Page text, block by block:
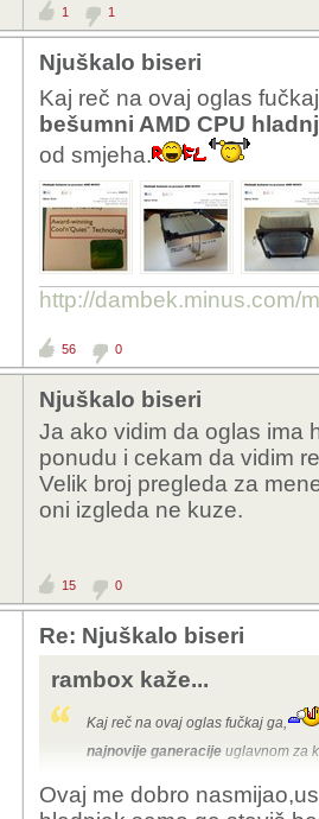
1 1
Njuškalo biseri
Kaj reč na ovaj oglas
bešumni AMD CPU
od smjeha.
http://dambek.minus.com/
56 0
Njuškalo biseri
Ja ako vidim da oglas ima
ponudu i cekam da vidim
Velik broj pregleda za
oni izgleda ne kuze.
15 0
Re: Njuškalo biseri
rambox kaže...
Kaj reč na ovaj oglas fučkaj ga,
najnovije ganeracije uglavnom za
Ovaj me dobro